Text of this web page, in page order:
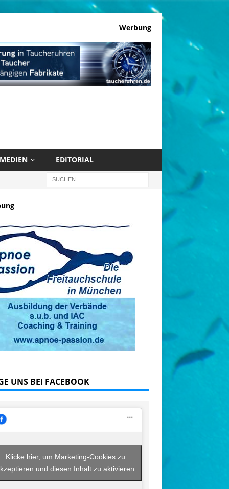
Werbung
MEDIEN EDITORIAL
UNS BEI FACEBOOK
Klicke hier, um Marketing-Cookies zu
und diesen Inhalt zu aktivieren